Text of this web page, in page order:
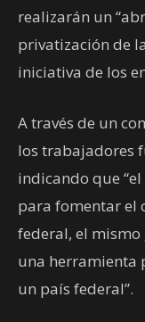
realizarán un
privatización de
iniciativa de los
A través de un
los trabajadores
indicando que
para fomentar el
federal, el mismo
una herramienta
un país federal”.